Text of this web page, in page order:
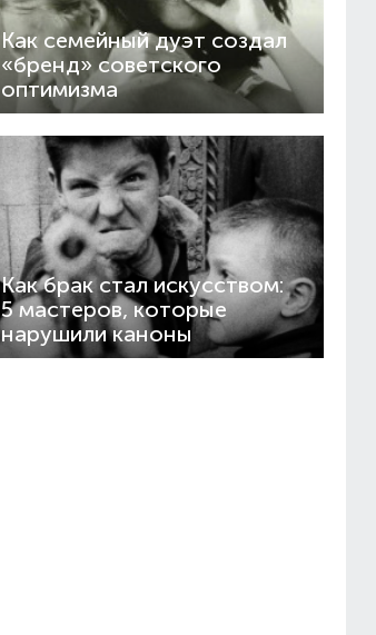
Как семейный дуэт создал
«бренд» советского
оптимизма
Как брак стал искусством:
5 мастеров, которые
нарушили каноны